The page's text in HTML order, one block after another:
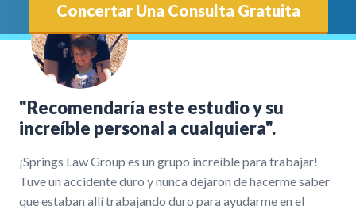
Concertar Una Consulta Gratuita
"Recomendaría este estudio y su
increíble personal a cualquiera".
¡Springs Law Group es un grupo increíble para trabajar!
Tuve un accidente duro y nunca dejaron de hacerme saber
que estaban allí trabajando duro para ayudarme en el